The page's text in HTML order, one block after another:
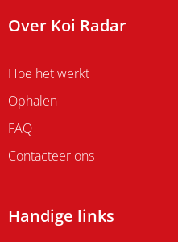
Over Koi Radar
Hoe het werkt
Ophalen
FAQ
Contacteer ons
Handige links